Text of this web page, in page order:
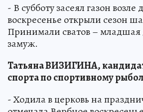
- В субботу засеял газон возле
воскресенье открыли сезон
Принимали сватов – младшая
замуж.
Татьяна ВИЗИГИНА,
спорта по спортивному
- Ходила в церковь на